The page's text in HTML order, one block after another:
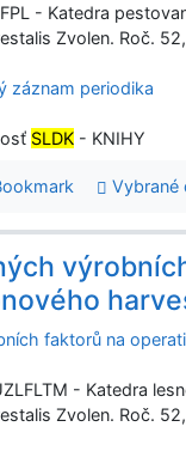
- Katedra
Zvolen. Roč.
záznam periodika
SLDK - KNIHY
Vybrané
faktorů na
- Katedra
Zvolen. Roč.